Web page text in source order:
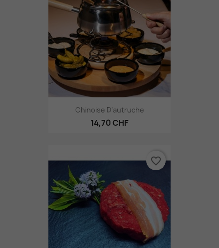
Chinoise D'autruche
14,70 CHF
favorite_border